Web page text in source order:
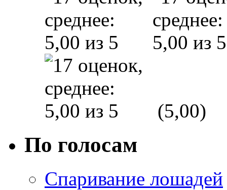
(5,00)
По голосам
Спаривание лошадей